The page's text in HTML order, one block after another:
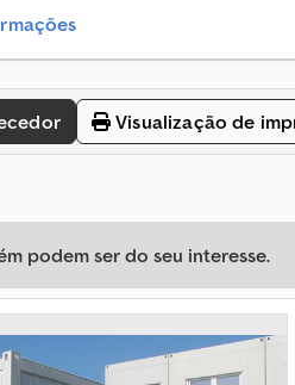
Visualização de
podem ser do seu interesse.